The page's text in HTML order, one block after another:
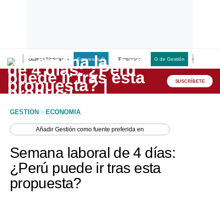
Últimas Noticias Empresas G Empresas G de Gestión
Lo último
Peru Quiosco
Economía
Mercados
SUSCRÍBETE
GESTION > ECONOMIA
AñadirGestión como fuente preferida en
Semana laboral de 4 días:
¿Perú puede ir tras esta
propuesta?